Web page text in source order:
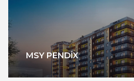
MSY PENDİX